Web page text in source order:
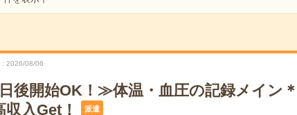
2026/08/06
後開始OK！≫体温・血圧の記録メイン
入Get！
派遣